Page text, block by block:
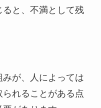
と、不満として残
が、人によっては
れることがある点